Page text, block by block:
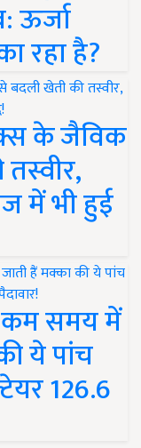
ऊर्जा
रहा है?
के जैविक
में भी हुई
कम समय में
ये पांच
126.6